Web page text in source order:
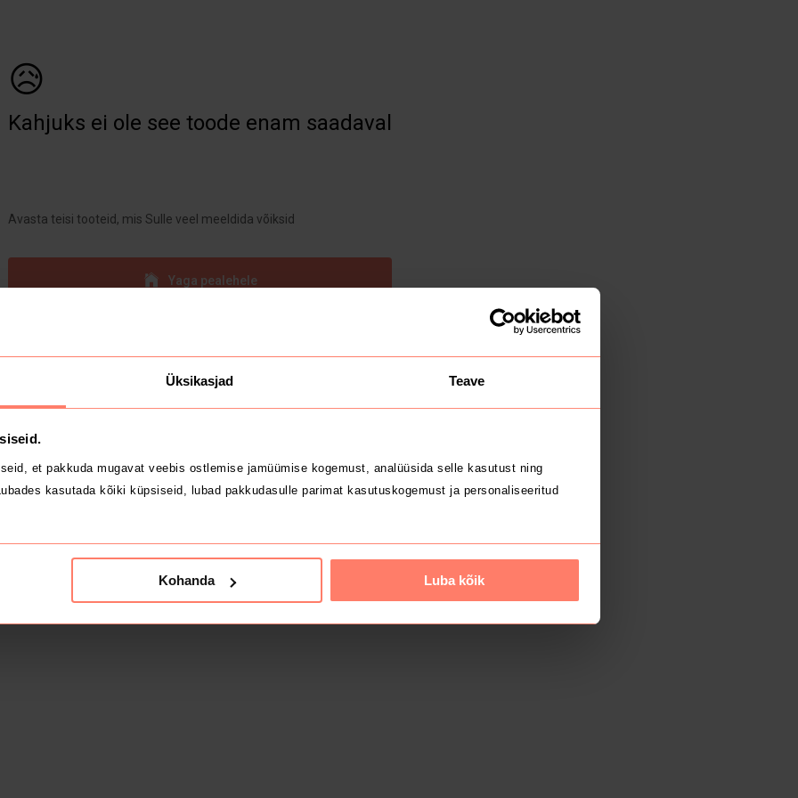
Üksikasjad Teave
et pakkuda mugavat veebis ostlemise jamüümise kogemust, analüüsida selle kasutust ning
kasutada kõiki küpsiseid, lubad pakkudasulle parimat kasutuskogemust ja personaliseeritud
Kohanda Luba kõik
😥
Kahjuks ei ole see toode enam saadaval
Avasta teisi tooteid, mis Sulle veel meeldida võiksid
Yaga pealehele